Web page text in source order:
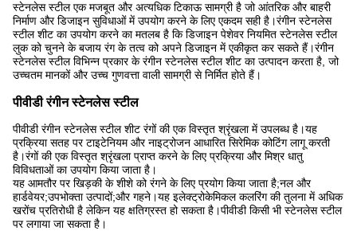
स्टेनलेस स्टील एक मजबूत और अत्यधिक टिकाऊ सामग्री है जो आंतरिक और बाहरी
निर्माण और डिजाइन सुविधाओं में उपयोग करने के लिए एकदम सही है।रंगीन स्टेनलेस
स्टील शीट का उपयोग करने का मतलब है कि डिजाइन पेशेवर नियमित स्टेनलेस स्टील
लुक को चुनने के बजाय रंग के तत्व को अपने डिजाइन में एकीकृत कर सकते हैं।रंगीन
स्टेनलेस स्टील विभिन्न प्रकार के रंगीन स्टेनलेस स्टील शीट का उत्पादन करता है, जो
उच्चतम मानकों और उच्च गुणवत्ता वाली सामग्री से निर्मित होते हैं।
पीवीडी रंगीन स्टेनलेस स्टील
पीवीडी रंगीन स्टेनलेस स्टील शीट रंगों की एक विस्तृत श्रृंखला में उपलब्ध है।यह
प्रक्रिया सतह पर टाइटेनियम और नाइट्रोजन आधारित सिरेमिक कोटिंग लागू करती
है।रंगों की एक विस्तृत श्रृंखला प्राप्त करने के लिए प्रक्रिया और मिश्र धातु
विविधताओं का उपयोग किया जाता है।
यह आमतौर पर खिड़की के शीशे को रंगने के लिए प्रयोग किया जाता है;नल और
हार्डवेयर;उपभोक्ता उत्पादों;और गहने।यह इलेक्ट्रोकेमिकल कलरिंग की तुलना में अधिक
खरोंच प्रतिरोधी है लेकिन यह क्षतिग्रस्त हो सकता है।पीवीडी किसी भी स्टेनलेस स्टील
पर लगाया जा सकता है।